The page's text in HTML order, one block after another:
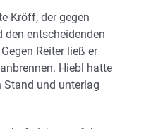
Kröff, der gegen
den entscheidenden
Reiter ließ er
Hiebl hatte
Stand und unterlag